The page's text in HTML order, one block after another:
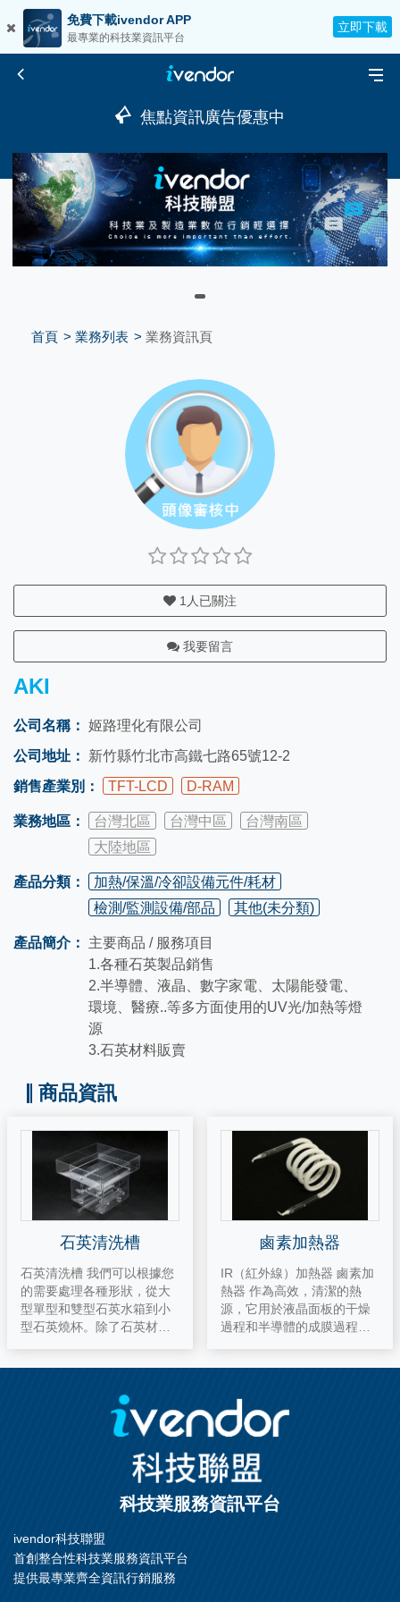
免費下載ivendor APP
最專業的科技業資訊平台
立即下載
焦點資訊廣告優惠中
首頁 業務列表 業務資訊頁
1 人已關注
我要留言
AKI
公司名稱： 姬路理化有限公司
公司地址：
新竹縣竹北市高鐵七路65號12-2
銷售產業別：
TFT-LCD D-RAM
業務地區： 台灣北區 台灣中區
台灣南區
大陸地區
產品分類：
加熱/保溫/冷卻設備元件/耗材
檢測/監測設備/部品
其他(未分類)
產品簡介：
主要商品 / 服務項目
1.各種石英製品銷售
2.半導體、液晶、數字家電、太陽能發電、
環境、醫療..等多方面使用的UV光/加熱等燈
源
3.石英材料販賣
商品資訊
石英清洗槽
石英清洗槽 我們可以根據您
的需要處理各種形狀，從大
型單型和雙型石英水箱到小
型石英燒杯。除了石英材
流罐） 最多可製造12英寸
鹵素加熱器
IR（紅外線）加熱器 鹵素加
熱器 作為高效，清潔的熱
源，它用於液晶面板的干燥
過程和半導體的成膜過程。
的內壁上，從而導致發黑現
象；隨著光量的減少，燈絲
變細並斷裂（燈絲壽命）。
鹵素燈通過向惰性氣體（氮
氣，氬氣，k氣等）中添加0.
1至0.6％的滷素化合物氣體
來產生鹵素循環，從而防止
科技業服務資訊平台
ivendor科技聯盟
首創整合性科技業服務資訊平台
提供最專業齊全資訊行銷服務